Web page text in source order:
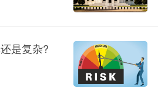
是复杂?